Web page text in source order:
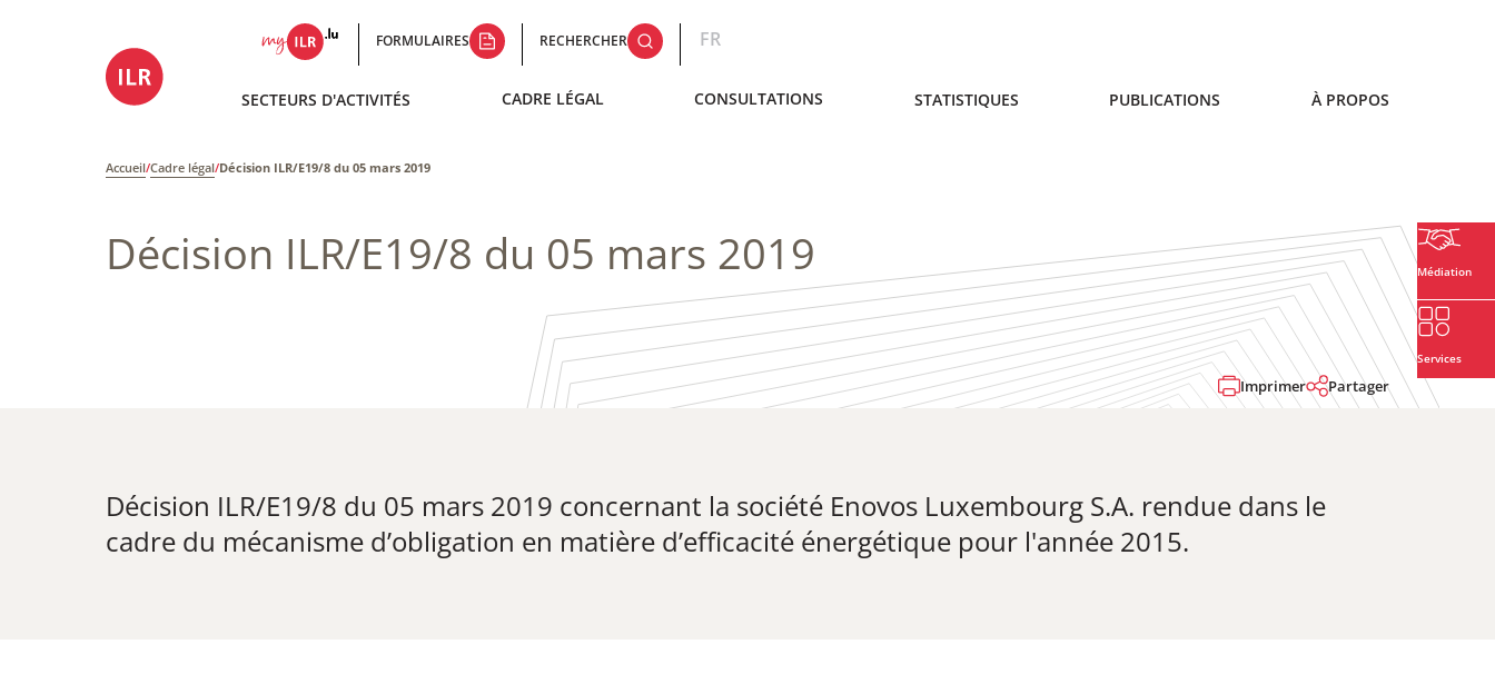
FORMULAIRES RECHERCHER FR
SECTEURS D'ACTIVITÉS CADRE LÉGAL CONSULTATIONS STATISTIQUES PUBLICATIONS À PROPOS
Accueil/Cadre légal/Décision ILR/E19/8 du 05 mars 2019
Médiation
Services
Décision ILR/E19/8 du 05 mars 2019
Imprimer Partager
Décision ILR/E19/8 du 05 mars 2019 ​​concernant la société Enovos Luxembourg S.A. rendue dans le
cadre du mécanisme d’obligation en matière d’efficacité énergétique pour l'année 2015.